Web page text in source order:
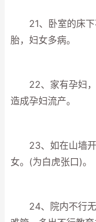
21、卧室的床下
胎，妇女多病。
22、家有孕妇，
造成孕妇流产。
23、如在山墙开
女。(为白虎张口)。
24、院内不行无